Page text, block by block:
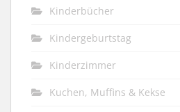
Kinderbücher
Kindergeburtstag
Kinderzimmer
Kuchen, Muffins & Kekse